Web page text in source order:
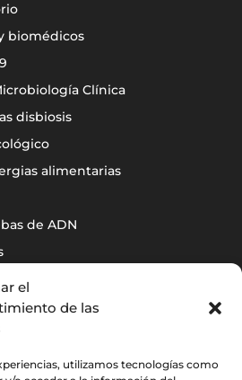
el
de las
utilizamos tecnologías como
biomédicos
Clínica
disbiosis
alimentarias
de ADN
de interiores